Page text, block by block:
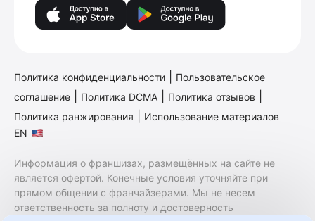
Политика конфиденциальности
Пользовательское
соглашение
Политика DCMA Политика отзывов
Политика ранжирования
Использование материалов
EN
Информация о франшизах, размещённых на сайте не
является офертой. Конечные условия уточняйте при
прямом общении с франчайзерами. Мы не несем
ответственность за полноту и достоверность